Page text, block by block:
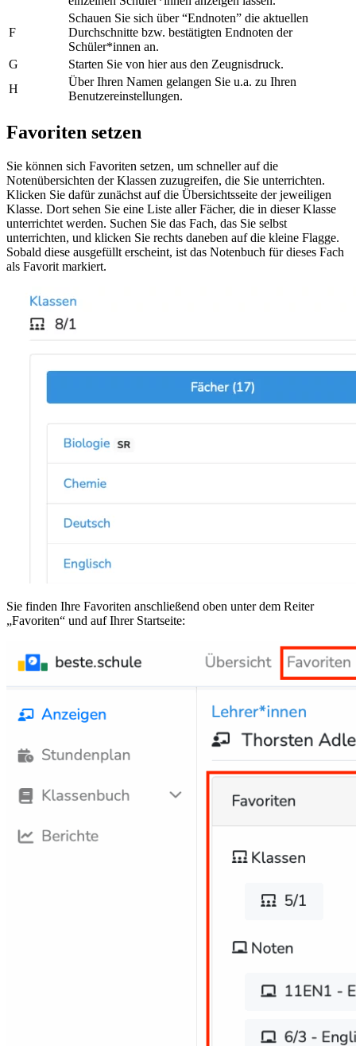
F
Schauen Sie sich über “Endnoten” die aktuellen
Durchschnitte bzw. bestätigten Endnoten der
Schüler*innen an.
G
Starten Sie von hier aus den Zeugnisdruck.
H
Über Ihren Namen gelangen Sie u.a. zu Ihren
Benutzereinstellungen.
Favoriten setzen
Sie können sich Favoriten setzen, um schneller auf die
Notenübersichten der Klassen zuzugreifen, die Sie unterrichten.
Klicken Sie dafür zunächst auf die Übersichtsseite der jeweiligen
Klasse. Dort sehen Sie eine Liste aller Fächer, die in dieser Klasse
unterrichtet werden. Suchen Sie das Fach, das Sie selbst
unterrichten, und klicken Sie rechts daneben auf die kleine Flagge.
Sobald diese ausgefüllt erscheint, ist das Notenbuch für dieses Fach
als Favorit markiert.
Sie finden Ihre Favoriten anschließend oben unter dem Reiter
„Favoriten“ und auf Ihrer Startseite: